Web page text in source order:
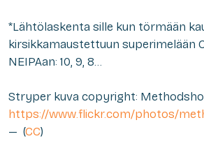
*Lähtölaskenta sille kun törmään
kirsikkamaustettuun superimelään
NEIPAan: 10, 9, 8…
Stryper kuva copyright:
https://www.flickr.com/photos/
— (CC)